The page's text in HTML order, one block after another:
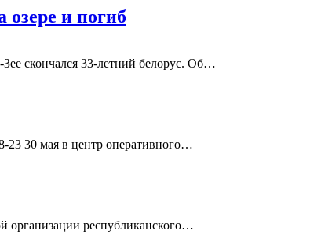
и погиб
скончался 33-летний белорус. Об…
23 30 мая в центр оперативного…
организации республиканского…